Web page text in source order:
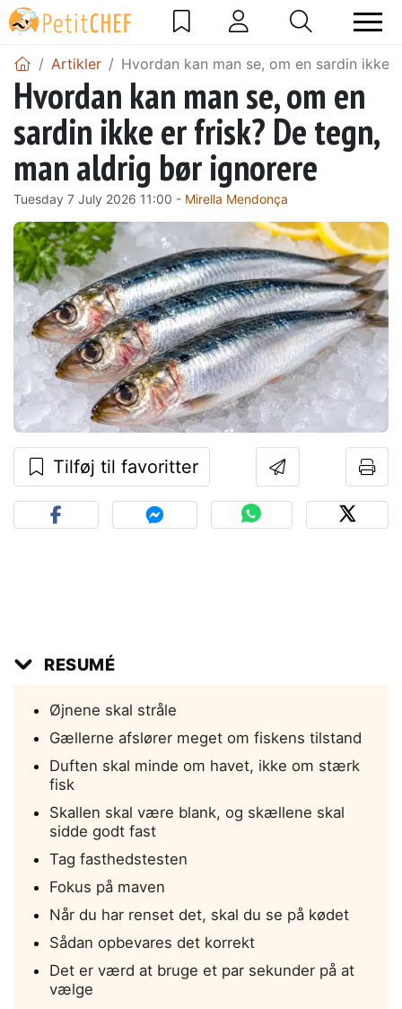
Artikler Hvordan kan man se, om en sardin ikke
Hvordan kan man se, om en
sardin ikke er frisk? De tegn,
man aldrig bør ignorere
Tuesday 7 July 2026 11:00 - Mirella Mendonça
Tilføj til favoritter
RESUMÉ
Øjnene skal stråle
Gællerne afslører meget om fiskens tilstand
Duften skal minde om havet, ikke om stærk
fisk
Skallen skal være blank, og skællene skal
sidde godt fast
Tag fasthedstesten
Fokus på maven
Når du har renset det, skal du se på kødet
Sådan opbevares det korrekt
Det er værd at bruge et par sekunder på at
vælge